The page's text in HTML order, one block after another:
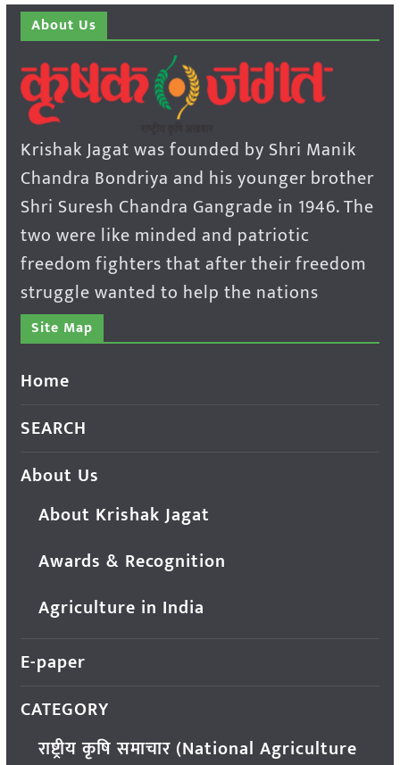
About Us
Krishak Jagat was founded by Shri Manik
Chandra Bondriya and his younger brother
Shri Suresh Chandra Gangrade in 1946. The
two were like minded and patriotic
freedom fighters that after their freedom
struggle wanted to help the nations
Site Map
Home
SEARCH
About Us
About Krishak Jagat
Awards & Recognition
Agriculture in India
E-paper
CATEGORY
राष्ट्रीय कृषि समाचार (National Agriculture